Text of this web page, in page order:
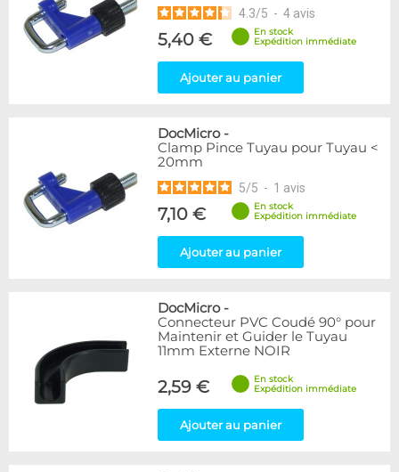
4.3/5 - 4 avis
5,40 €
En stock
Expédition immédiate
Ajouter au panier
DocMicro-
Clamp Pince Tuyau pour Tuyau <
20mm
5/5 - 1 avis
7,10 €
En stock
Expédition immédiate
Ajouter au panier
DocMicro-
Connecteur PVC Coudé 90° pour
Maintenir et Guider le Tuyau
11mm Externe NOIR
2,59 €
En stock
Expédition immédiate
Ajouter au panier